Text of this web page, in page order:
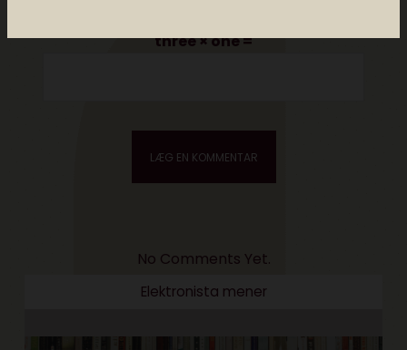
three × one =
No Comments Yet.
Elektronista mener